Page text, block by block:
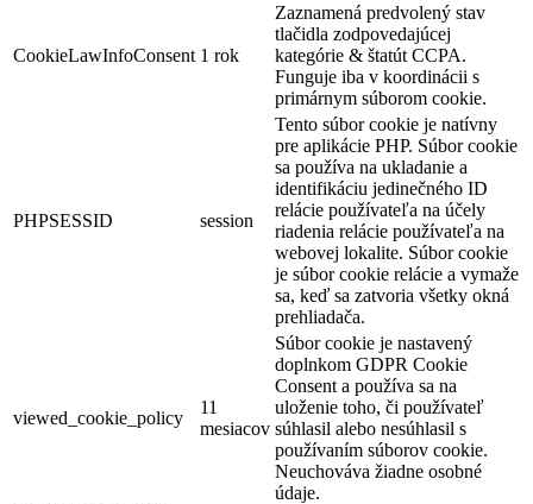
CookieLawInfoConsent 1 rok
Zaznamená predvolený stav
tlačidla zodpovedajúcej
kategórie & štatút CCPA.
Funguje iba v koordinácii s
primárnym súborom cookie.
PHPSESSID session
Tento súbor cookie je natívny
pre aplikácie PHP. Súbor cookie
sa používa na ukladanie a
identifikáciu jedinečného ID
relácie používateľa na účely
riadenia relácie používateľa na
webovej lokalite. Súbor cookie
je súbor cookie relácie a vymaže
sa, keď sa zatvoria všetky okná
prehliadača.
viewed_cookie_policy
11
mesiacov
Súbor cookie je nastavený
doplnkom GDPR Cookie
Consent a používa sa na
uloženie toho, či používateľ
súhlasil alebo nesúhlasil s
používaním súborov cookie.
Neuchováva žiadne osobné
údaje.